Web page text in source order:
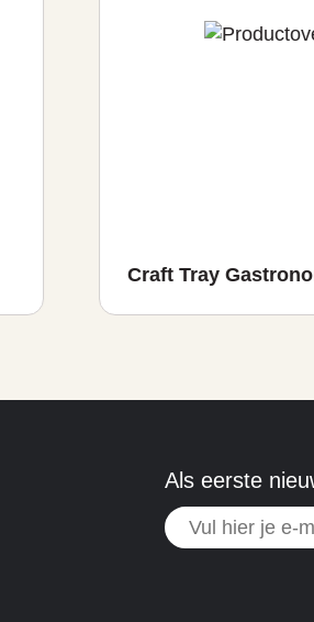
Craft Tray
Als eerste